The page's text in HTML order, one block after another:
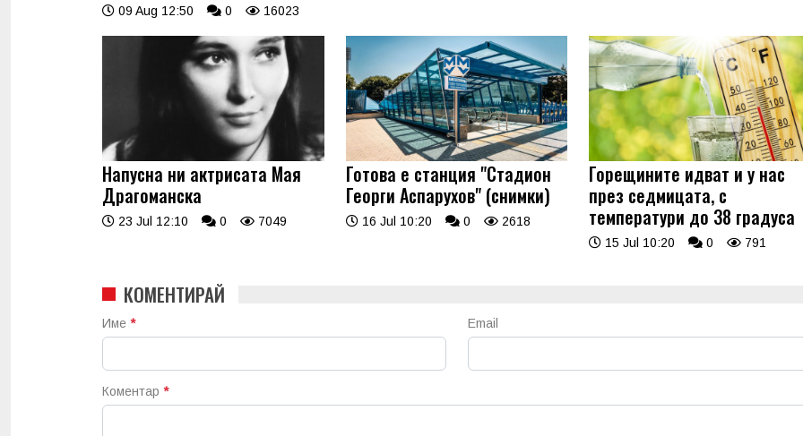
09 Aug 12:50 0 16023
Напусна ни актрисата Мая
Драгоманска
23 Jul 12:10 0 7049
Готова е станция "Стадион
Георги Аспарухов" (снимки)
16 Jul 10:20 0 2618
Горещините идват и у нас
през седмицата, с
температури до 38 градуса
15 Jul 10:20 0 791
КОМЕНТИРАЙ
Име * Email
Коментар *